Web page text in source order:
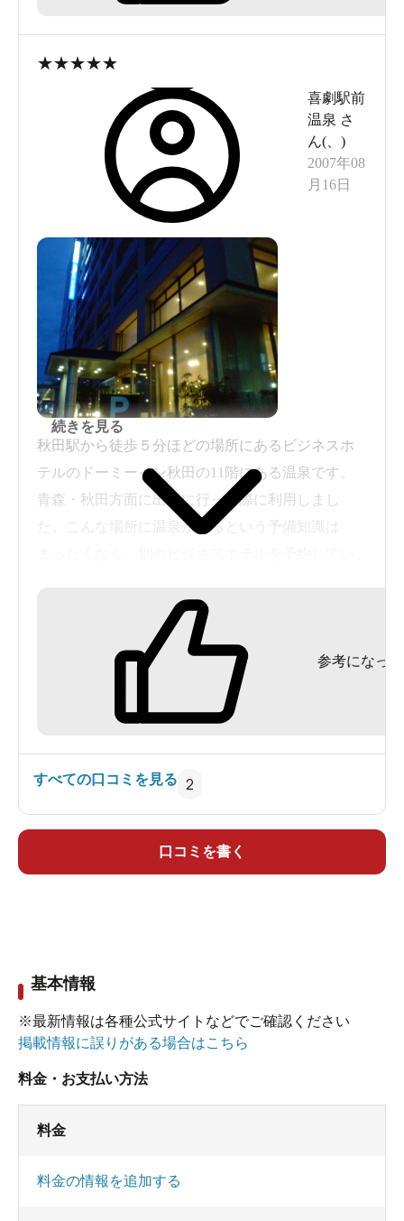
★★★★★
喜劇駅前
温泉 さ
ん(
)
2007年08
月16日
秋田駅から徒歩５分ほどの場所にあるビジネスホ
テルのドーミーイン秋田の11階にある温泉です。
青森・秋田方面に出張に行った際に利用しまし
た。こんな場所に温泉があるという予備知識は
てみることにしました。
ここのサイトの温泉情報だと立ち寄り入浴不可に
なっていますが、私が訪れたときはオープン間も
ないことによる「お試し」期間だったのか立ち寄
り入浴が可能でした（料金は900円）。
リウム・塩化物・炭酸水素塩温泉です。湧出量が
とつるすべ感もあり、温泉らしさは感じられま
す。塩素臭さえ気にならなければ、出張の際にこ
続きを見る
参考になった
すべての口コミを見る 2
口コミを書く
基本情報
※最新情報は各種公式サイトなどでご確認ください
掲載情報に誤りがある場合はこちら
料金・お支払い方法
料金
料金の情報を追加する